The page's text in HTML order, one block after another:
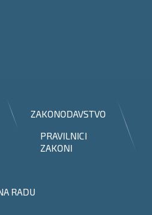
alatom
ZAKONODAVSTVO
PRAVILNICI
ZAKONI
RADU